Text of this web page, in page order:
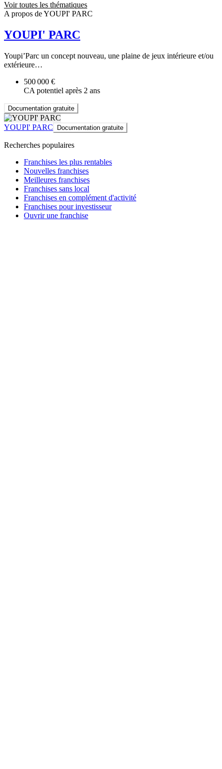
Voir toutes les thématiques
A propos de YOUPI' PARC
YOUPI' PARC
Youpi’Parc un concept nouveau, une plaine de jeux intérieure et/ou
extérieure…
500 000 €
CA potentiel après 2 ans
Documentation gratuite
YOUPI' PARC Documentation gratuite
Recherches populaires
Franchises les plus rentables
Nouvelles franchises
Meilleures franchises
Franchises sans local
Franchises en complément d'activité
Franchises pour investisseur
Ouvrir une franchise